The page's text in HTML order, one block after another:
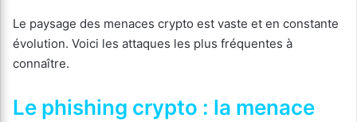
Le paysage des menaces crypto est vaste et en constante
évolution. Voici les attaques les plus fréquentes à
connaître.
Le phishing crypto : la menace